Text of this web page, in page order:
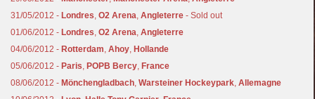
31/05/2012 - Londres,O2 Arena,Angleterre - Sold out
01/06/2012 - Londres,O2 Arena,Angleterre
04/06/2012 - Rotterdam,Ahoy, Hollande
05/06/2012 - Paris, POPB Bercy, France
08/06/2012 - Mönchengladbach,Warsteiner Hockeypark,Allemagne